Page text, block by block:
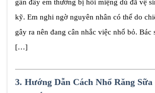
gần đây em thường bị hôi miệng dù đã vệ
kỹ. Em nghi ngờ nguyên nhân có thể do
gây ra nên đang cân nhắc việc nhổ bỏ. Bác
[…]
3. Hướng Dẫn Cách Nhổ Răng Sữa